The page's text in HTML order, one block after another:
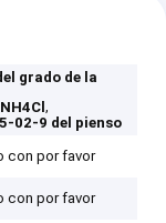
grado de la
,
02-9 del pienso
con por favor
con por favor